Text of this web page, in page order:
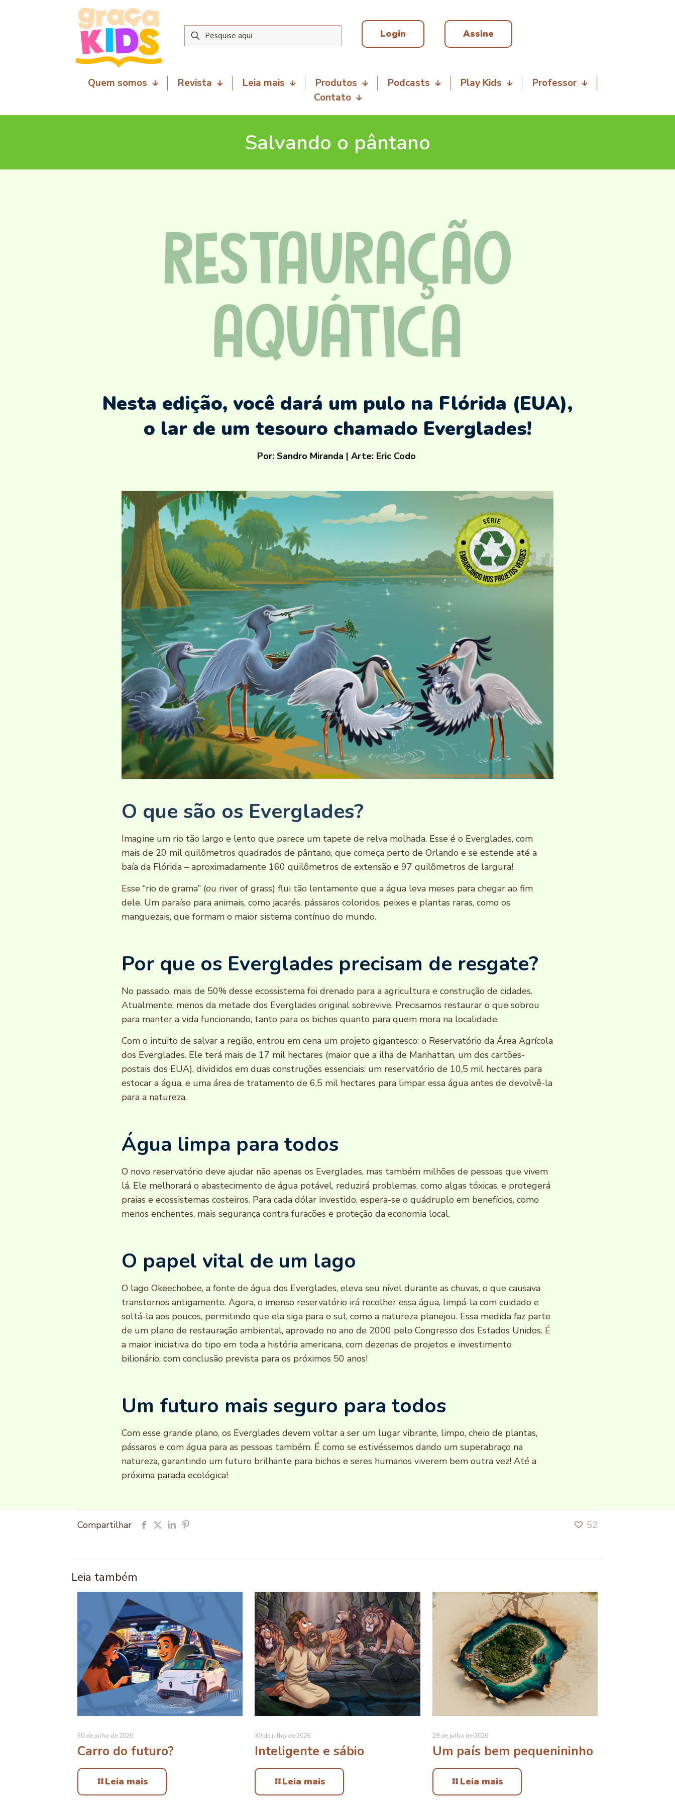
Login Assine
Quem somos Revista Leia mais Produtos Podcasts Play Kids
Professor
Contato
Salvando o pântano
Nesta edição, você dará um pulo na Flórida (EUA),
o lar de um tesouro chamado Everglades!
Por: Sandro Miranda | Arte: Eric Codo
O que são os Everglades?
Imagine um rio tão largo e lento que parece um tapete de relva molhada. Esse é o Everglades, com
mais de 20 mil quilômetros quadrados de pântano, que começa perto de Orlando e se estende até a
baía da Flórida – aproximadamente 160 quilômetros de extensão e 97 quilômetros de largura!
Esse “rio de grama” (ou river of grass) flui tão lentamente que a água leva meses para chegar ao fim
dele. Um paraíso para animais, como jacarés, pássaros coloridos, peixes e plantas raras, como os
manguezais, que formam o maior sistema contínuo do mundo.
Por que os Everglades precisam de resgate?
No passado, mais de 50% desse ecossistema foi drenado para a agricultura e construção de cidades.
Atualmente, menos da metade dos Everglades original sobrevive. Precisamos restaurar o que sobrou
para manter a vida funcionando, tanto para os bichos quanto para quem mora na localidade.
Com o intuito de salvar a região, entrou em cena um projeto gigantesco: o Reservatório da Área Agrícola
dos Everglades. Ele terá mais de 17 mil hectares (maior que a ilha de Manhattan, um dos cartões-
postais dos EUA), divididos em duas construções essenciais: um reservatório de 10,5 mil hectares para
estocar a água, e uma área de tratamento de 6,5 mil hectares para limpar essa água antes de devolvê-la
para a natureza.
Água limpa para todos
O novo reservatório deve ajudar não apenas os Everglades, mas também milhões de pessoas que vivem
lá. Ele melhorará o abastecimento de água potável, reduzirá problemas, como algas tóxicas, e protegerá
praias e ecossistemas costeiros. Para cada dólar investido, espera-se o quádruplo em benefícios, como
menos enchentes, mais segurança contra furacões e proteção da economia local.
O papel vital de um lago
O lago Okeechobee, a fonte de água dos Everglades, eleva seu nível durante as chuvas, o que causava
transtornos antigamente. Agora, o imenso reservatório irá recolher essa água, limpá-la com cuidado e
soltá-la aos poucos, permitindo que ela siga para o sul, como a natureza planejou. Essa medida faz parte
de um plano de restauração ambiental, aprovado no ano de 2000 pelo Congresso dos Estados Unidos. É
a maior iniciativa do tipo em toda a história americana, com dezenas de projetos e investimento
bilionário, com conclusão prevista para os próximos 50 anos!
Um futuro mais seguro para todos
Com esse grande plano, os Everglades devem voltar a ser um lugar vibrante, limpo, cheio de plantas,
pássaros e com água para as pessoas também. É como se estivéssemos dando um superabraço na
natureza, garantindo um futuro brilhante para bichos e seres humanos viverem bem outra vez! Até a
próxima parada ecológica!
Compartilhar 52
Leia também
30 de julho de 2026
Carro do futuro?
Leia mais
30 de julho de 2026
Inteligente e sábio
Leia mais
29 de julho de 2026
Um país bem pequenininho
Leia mais